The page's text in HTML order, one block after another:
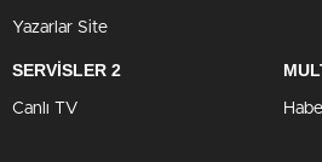
Yazarlar Site
SERVİSLER 2
Canlı TV